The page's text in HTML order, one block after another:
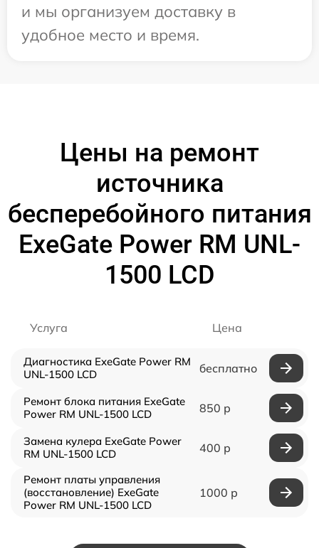
и мы организуем доставку в
удобное место и время.
Цены на ремонт
источника
бесперебойного питания
ExeGate Power RM UNL-
1500 LCD
Услуга Цена
Диагностика ExeGate Power RM
UNL-1500 LCD
бесплатно
Ремонт блока питания ExeGate
Power RM UNL-1500 LCD
850 р
Замена кулера ExeGate Power
RM UNL-1500 LCD
400 р
Ремонт платы управления
(восстановление) ExeGate
Power RM UNL-1500 LCD
1000 р